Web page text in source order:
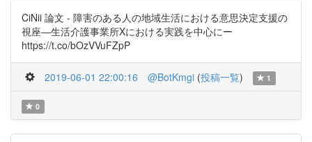
CiNii 論文 - 障害のある人の地域生活における意思決定支援の
視座―生活介護事業所Xにおける実践を中心にー
https://t.co/bOzVVuFZpP
2019-06-01 22:00:16 @BotKmgi (投稿一覧) 1
0